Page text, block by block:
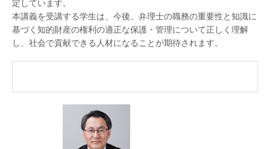
定しています。
本講義を受講する学生は、今後、弁理士の職務の重要性と知識に
基づく知的財産の権利の適正な保護・管理について正しく理解
し、社会で貢献できる人材になることが期待されます。